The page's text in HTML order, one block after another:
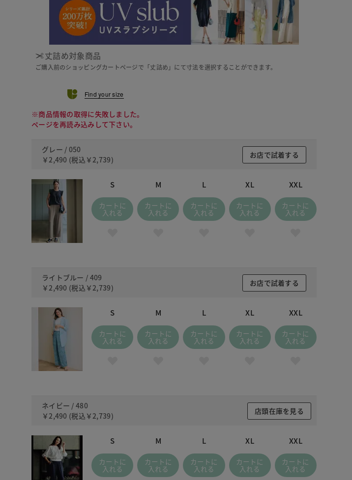
丈詰め対象商品
ご購入前のショッピングカートページで「丈詰め」にて寸法を選択することができます。
Find your size
※商品情報の取得に失敗しました。
ページを再読み込みして下さい。
グレー / 050
￥2,490 (税込 ￥2,739)
お店で試着する
S
カートに
入れる
M
カートに
入れる
L
カートに
入れる
XL
カートに
入れる
XXL
カートに
入れる
ライトブルー / 409
￥2,490 (税込 ￥2,739)
お店で試着する
S
カートに
入れる
M
カートに
入れる
L
カートに
入れる
XL
カートに
入れる
XXL
カートに
入れる
ネイビー / 480
￥2,490 (税込 ￥2,739)
店頭在庫を見る
S
カートに
入れる
M
カートに
入れる
L
カートに
入れる
XL
カートに
入れる
XXL
カートに
入れる